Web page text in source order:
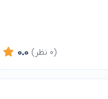
0.0 (0 نظر)